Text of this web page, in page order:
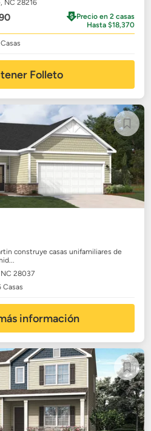
NC 28216
Precio en 2 casas
Hasta $18,370
Folleto
construye casas unifamiliares de
28037
Casas
información